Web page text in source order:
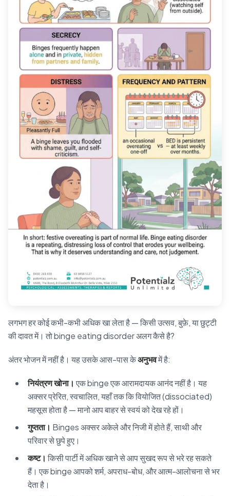
लगभग हर कोई कभी-कभी अधिक खा लेता है — किसी उत्सव, बुफ़े, या छुट्टी
की दावत में। तो binge eating disorder अलग कैसे है?
अंतर भोजन में नहीं है। यह उसके आस-पास केअनुभवमें है:
नियंत्रण खोना। एक binge एक आरामदायक आनंद नहीं है। यह
अक्सर प्रेरित, स्वचालित, यहाँ तक कि वियोजित (dissociated)
महसूस होता है — मानो आप बाहर से स्वयं को देख रहे हों।
गुप्तता। Binges अक्सर अकेले और निजी में होते हैं, साथी और
परिवार से छुपे हुए।
कष्ट। किसी पार्टी में अधिक खाने से आप सुखद रूप से भरे रह सकते
हैं। एक binge आपको शर्म, अपराध-बोध, और आत्म-आलोचना से भर
देता है।